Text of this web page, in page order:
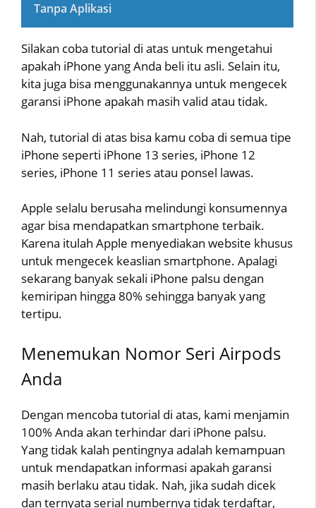
Tanpa Aplikasi
Silakan coba tutorial di atas untuk mengetahui
apakah iPhone yang Anda beli itu asli. Selain itu,
kita juga bisa menggunakannya untuk mengecek
garansi iPhone apakah masih valid atau tidak.
Nah, tutorial di atas bisa kamu coba di semua tipe
iPhone seperti iPhone 13 series, iPhone 12
series, iPhone 11 series atau ponsel lawas.
Apple selalu berusaha melindungi konsumennya
agar bisa mendapatkan smartphone terbaik.
Karena itulah Apple menyediakan website khusus
untuk mengecek keaslian smartphone. Apalagi
sekarang banyak sekali iPhone palsu dengan
kemiripan hingga 80% sehingga banyak yang
tertipu.
Menemukan Nomor Seri Airpods
Anda
Dengan mencoba tutorial di atas, kami menjamin
100% Anda akan terhindar dari iPhone palsu.
Yang tidak kalah pentingnya adalah kemampuan
untuk mendapatkan informasi apakah garansi
masih berlaku atau tidak. Nah, jika sudah dicek
dan ternyata serial numbernya tidak terdaftar,